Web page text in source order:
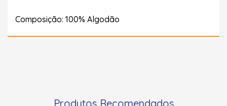
Composição: 100% Algodão
Produtos Recomendados